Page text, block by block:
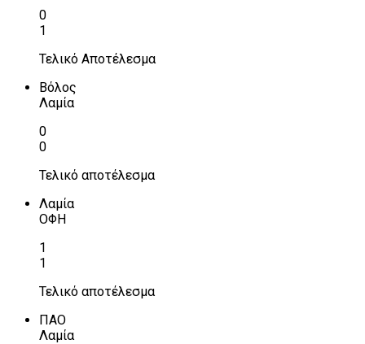
0
1
Τελικό Αποτέλεσμα
Βόλος
Λαμία
0
0
Τελικό αποτέλεσμα
Λαμία
ΟΦΗ
1
1
Τελικό αποτέλεσμα
ΠΑΟ
Λαμία